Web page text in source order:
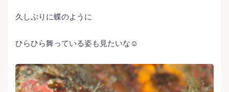
久しぶりに蝶のように
ひらひら舞っている姿も見たいな☺️